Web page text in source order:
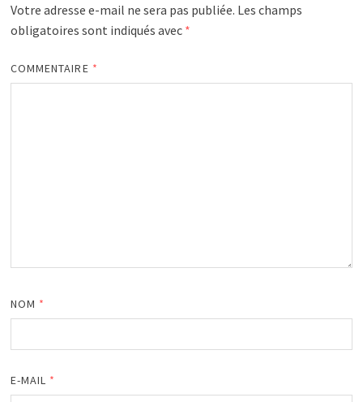
Votre adresse e-mail ne sera pas publiée. Les champs
obligatoires sont indiqués avec *
COMMENTAIRE *
NOM *
E-MAIL *